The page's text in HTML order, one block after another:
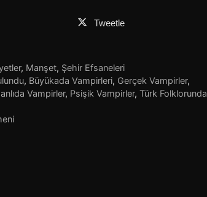
Tweetle
, Manşet, Şehir Efsaneleri
, Büyükada Vampirleri, Gerçek Vampirler,
Vampirler, Psişik Vampirler, Türk Folklorunda